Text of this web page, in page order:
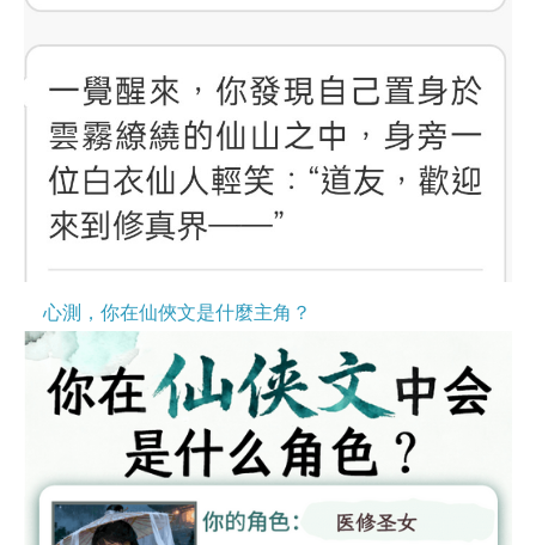
心測，你在仙俠文是什麼主角？